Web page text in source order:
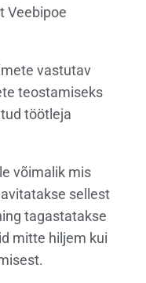
Veebipoe
vastutav
teostamiseks
töötleja
võimalik mis
sellest
tagastatakse
mitte hiljem kui